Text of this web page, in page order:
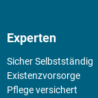
Experten
Sicher Selbstständig
Existenz­vorsorge
Pflege versichert